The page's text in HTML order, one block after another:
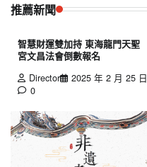
推薦新聞
智慧財運雙加持 東海龍門天聖
宮文昌法會倒數報名
Director
2025 年 2 月 25 日
0